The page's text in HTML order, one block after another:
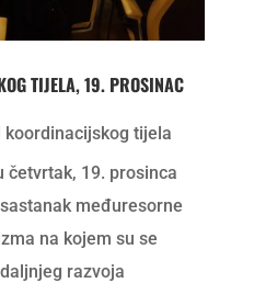
TIJELA, 19. PROSINAC
koordinacijskog tijela
četvrtak, 19. prosinca
međuresorne
na kojem su se
razvoja